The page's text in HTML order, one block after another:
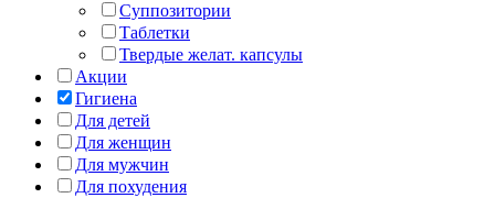
Суппозитории
Таблетки
Твердые желат. капсулы
Акции
Гигиена
Для детей
Для женщин
Для мужчин
Для похудения